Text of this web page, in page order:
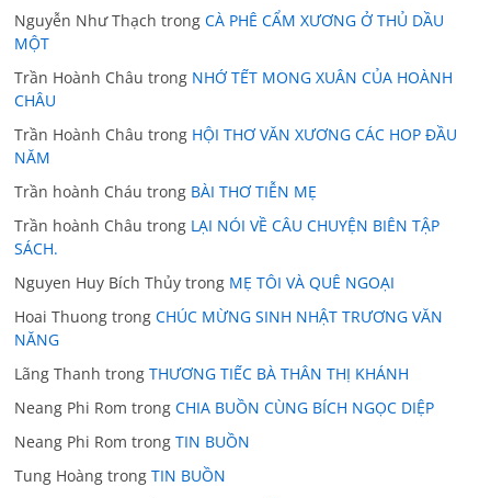
Nguyễn Như Thạch trongCÀ PHÊ CẨM XƯƠNG Ở THỦ DẦU
MỘT
Trần Hoành Châu trong NHỚ TẾT MONG XUÂN CỦA HOÀNH
CHÂU
Trần Hoành Châu trong HỘI THƠ VĂN XƯƠNG CÁC HOP ĐẦU
NĂM
Trần hoành Cháu trong BÀI THƠ TIỄN MẸ
Trần hoành Châu trong LẠI NÓI VỀ CÂU CHUYỆN BIÊN TẬP
SÁCH.
Nguyen Huy Bích Thủy trong MẸ TÔI VÀ QUÊ NGOẠI
Hoai Thuong trongCHÚC MỪNG SINH NHẬT TRƯƠNG VĂN
NĂNG
Lãng Thanh trongTHƯƠNG TIẾC BÀ THÂN THỊ KHÁNH
Neang Phi Rom trongCHIA BUỒN CÙNG BÍCH NGỌC DIỆP
Neang Phi Rom trongTIN BUỒN
Tung Hoàng trongTIN BUỒN